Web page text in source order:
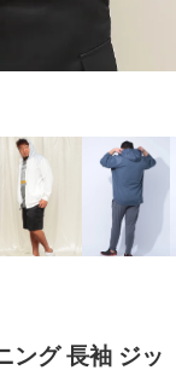
ング 長袖 ジッ